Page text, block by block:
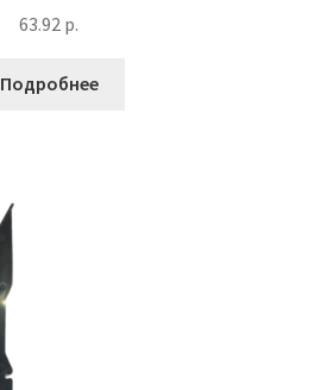
63.92 р.
Подробнее